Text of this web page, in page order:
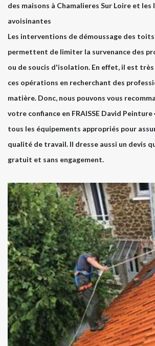
des maisons à Chamalieres Sur Loire et les
avoisinantes
Les interventions de démoussage des toits
permettent de limiter la survenance des
ou de soucis d'isolation. En effet, il est
ces opérations en recherchant des
matière. Donc, nous pouvons vous
votre confiance en FRAISSE David Peinture
tous les équipements appropriés pour
qualité de travail. Il dresse aussi un devis
gratuit et sans engagement.